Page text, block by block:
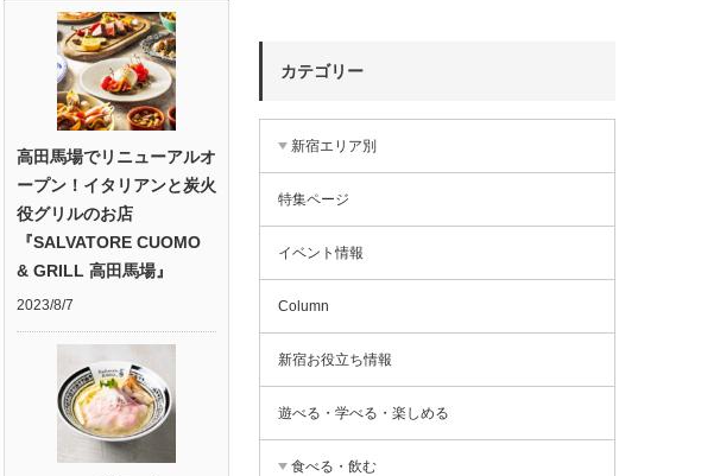
高田馬場でリニューアルオ
ープン！イタリアンと炭火
役グリルのお店
『SALVATORE CUOMO
& GRILL 高田馬場』
2023/8/7
カテゴリー
新宿エリア別
特集ページ
イベント情報
Column
新宿お役立ち情報
遊べる・学べる・楽しめる
食べる・飲む